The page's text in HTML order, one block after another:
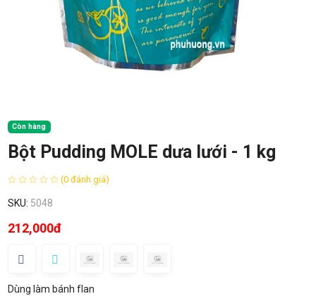
Còn hàng
Bột Pudding MOLE dưa lưới - 1 kg
(0 đánh giá)
SKU: 5048
212,000đ
Dùng làm bánh flan